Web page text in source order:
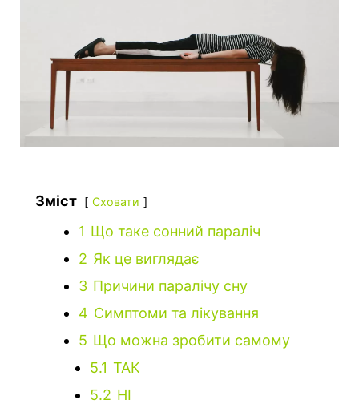
Зміст Сховати
1 Що таке сонний параліч
2 Як це виглядає
3 Причини паралічу сну
4 Симптоми та лікування
5 Що можна зробити самому
5.1 ТАК
5.2 НІ